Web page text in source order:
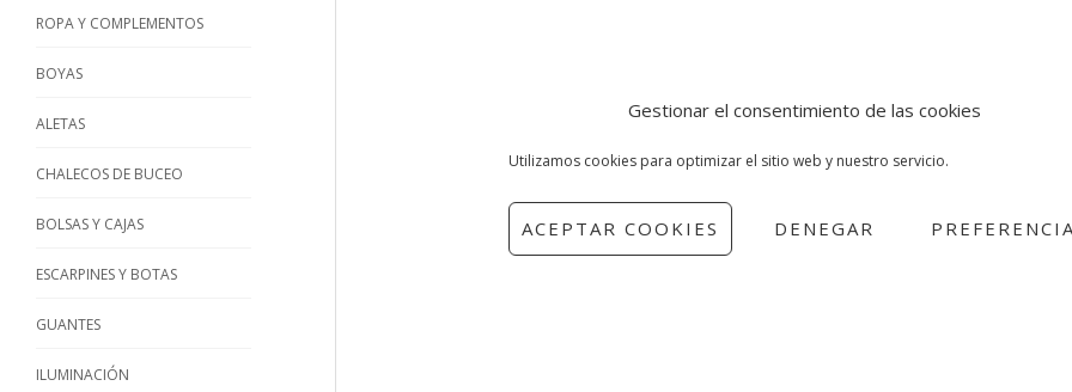
Gestionar el consentimiento de las cookies
Utilizamos cookies para optimizar el sitio web y nuestro servicio.
ACEPTAR COOKIES DENEGAR
ROPA Y COMPLEMENTOS
BOYAS
ALETAS
CHALECOS DE BUCEO
BOLSAS Y CAJAS
ESCARPINES Y BOTAS
GUANTES
ILUMINACIÓN